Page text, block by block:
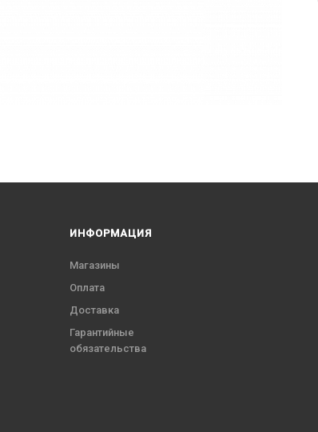
ИНФОРМАЦИЯ
Магазины
Оплата
Доставка
Гарантийные
обязательства